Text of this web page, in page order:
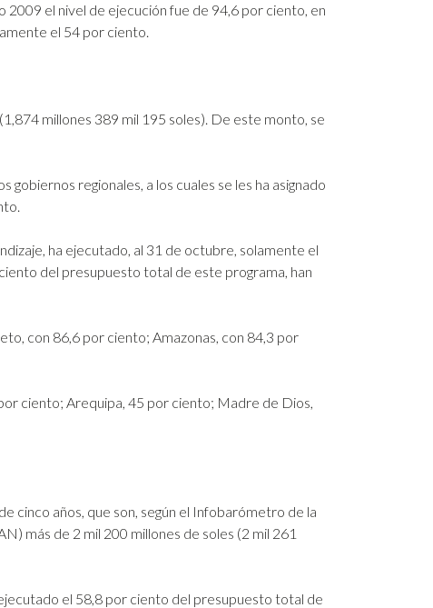
2009 el nivel de ejecución fue de 94,6 por ciento, en
el 54 por ciento.
millones 389 mil 195 soles). De este monto, se
regionales, a los cuales se les ha asignado
ha ejecutado, al 31 de octubre, solamente el
del presupuesto total de este programa, han
con 86,6 por ciento; Amazonas, con 84,3 por
ciento; Arequipa, 45 por ciento; Madre de Dios,
cinco años, que son, según el Infobarómetro de la
más de 2 mil 200 millones de soles (2 mil 261
el 58,8 por ciento del presupuesto total de